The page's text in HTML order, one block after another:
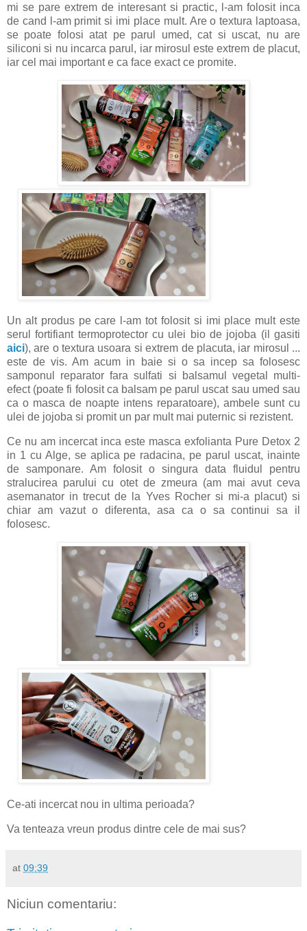
mi se pare extrem de interesant si practic, l-am folosit inca
de cand l-am primit si imi place mult. Are o textura laptoasa,
se poate folosi atat pe parul umed, cat si uscat, nu are
siliconi si nu incarca parul, iar mirosul este extrem de placut,
iar cel mai important e ca face exact ce promite.
Un alt produs pe care l-am tot folosit si imi place mult este
serul fortifiant termoprotector cu ulei bio de jojoba (il gasiti
aici), are o textura usoara si extrem de placuta, iar mirosul ...
este de vis. Am acum in baie si o sa incep sa folosesc
samponul reparator fara sulfati si balsamul vegetal multi-
efect (poate fi folosit ca balsam pe parul uscat sau umed sau
ca o masca de noapte intens reparatoare), ambele sunt cu
ulei de jojoba si promit un par mult mai puternic si rezistent.
Ce nu am incercat inca este masca exfolianta Pure Detox 2
in 1 cu Alge, se aplica pe radacina, pe parul uscat, inainte
de samponare. Am folosit o singura data fluidul pentru
stralucirea parului cu otet de zmeura (am mai avut ceva
asemanator in trecut de la Yves Rocher si mi-a placut) si
chiar am vazut o diferenta, asa ca o sa continui sa il
folosesc.
Ce-ati incercat nou in ultima perioada?
Va tenteaza vreun produs dintre cele de mai sus?
at 09:39
Niciun comentariu: